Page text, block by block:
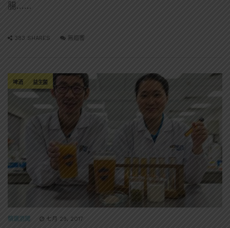
腸……
383 SHARES 無迴響
啤酒 益生菌
精選酒聞 七月 29, 2017